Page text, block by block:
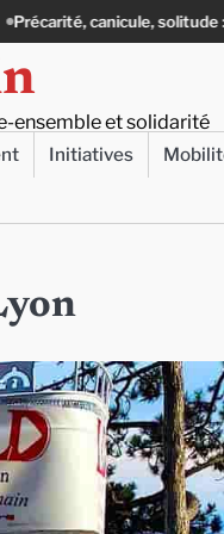
: quand le lien social
ensemble et solidarité
Initiatives